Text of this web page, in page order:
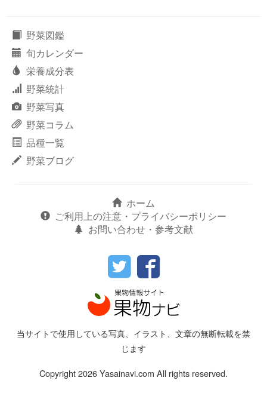
野菜図鑑
旬カレンダー
栄養成分表
野菜統計
野菜写真
野菜コラム
品種一覧
野菜ブログ
ホーム
ご利用上の注意・プライバシーポリシー
お問い合わせ・参考文献
当サイトで使用している写真、イラスト、文章の無断転載を禁
じます
Copyright 2026 Yasainavi.com All rights reserved.